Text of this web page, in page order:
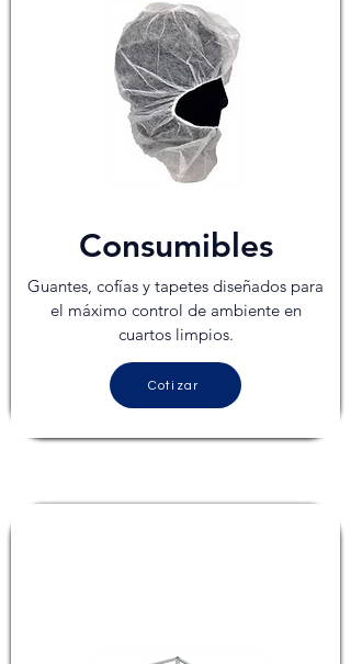
Consumibles
Guantes, cofías y tapetes diseñados para
el máximo control de ambiente en
cuartos limpios.
Cotizar